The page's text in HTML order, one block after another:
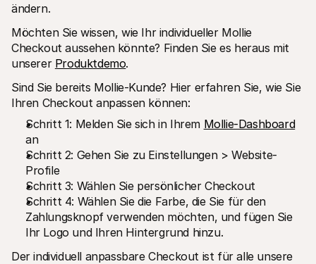
ändern.
Möchten Sie wissen, wie Ihr individueller Mollie
Checkout aussehen könnte? Finden Sie es heraus mit
unserer Produktdemo.
Sind Sie bereits Mollie-Kunde? Hier erfahren Sie, wie Sie
Ihren Checkout anpassen können:
Schritt 1: Melden Sie sich in Ihrem Mollie-Dashboard
an
Schritt 2: Gehen Sie zu Einstellungen > Website-
Profile
Schritt 3: Wählen Sie persönlicher Checkout
Schritt 4: Wählen Sie die Farbe, die Sie für den
Zahlungsknopf verwenden möchten, und fügen Sie
Ihr Logo und Ihren Hintergrund hinzu.
Der individuell anpassbare Checkout ist für alle unsere